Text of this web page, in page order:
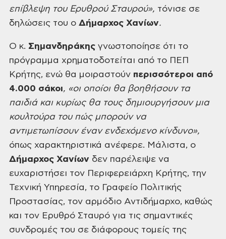
επίβλεψη του ΕρυθρούΣταυρού», τόνισε σε
δηλώσεις του ο Δήμαρχος Χανίων.
Ο κ. Σημανδηράκης γνωστοποίησε ότι το
πρόγραμμα χρηματοδοτείται από το ΠΕΠ
Κρήτης, ενώ θα μοιραστούν περισσότεροι από
4.000 σάκοι, «οι οποίοι θα βοηθήσουν τα
παιδιά καικυρίως θα τους δημιουργήσουν μια
κουλτούρα του πώς μπορούν να
αντιμετωπίσουνέναν ενδεχόμενο κίνδυνο»,
όπως χαρακτηριστικά ανέφερε. Μάλιστα, ο
Δήμαρχος Χανίων δεν παρέλειψε να
ευχαριστήσει τον Περιφερειάρχη Κρήτης, την
Τεχνική Υπηρεσία, το Γραφείο Πολιτικής
Προστασίας, τον αρμόδιο Αντιδήμαρχο, καθώς
και τον Ερυθρό Σταυρό για τις σημαντικές
συνδρομές του σε διάφορους τομείς της